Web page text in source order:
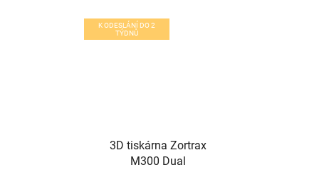
K ODESLÁNÍ DO 2
TÝDNŮ
3D tiskárna Zortrax
M300 Dual